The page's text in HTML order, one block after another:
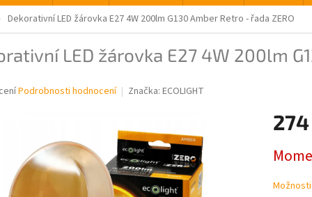
Dekorativní LED žárovka E27 4W 200lm G130 Amber Retro - řada ZERO
LED žárovka E27 4W 200lm
Podrobnosti hodnocení Značka: ECOLIGHT
cena: